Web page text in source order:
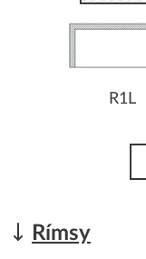
R1L
Rímsy